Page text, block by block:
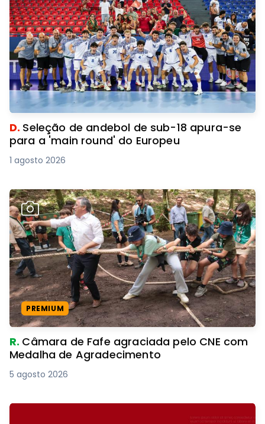
D. Seleção de andebol de sub-18 apura-se
para a 'main round' do Europeu
1 agosto 2026
PREMIUM
R. Câmara de Fafe agraciada pelo CNE com
Medalha de Agradecimento
5 agosto 2026